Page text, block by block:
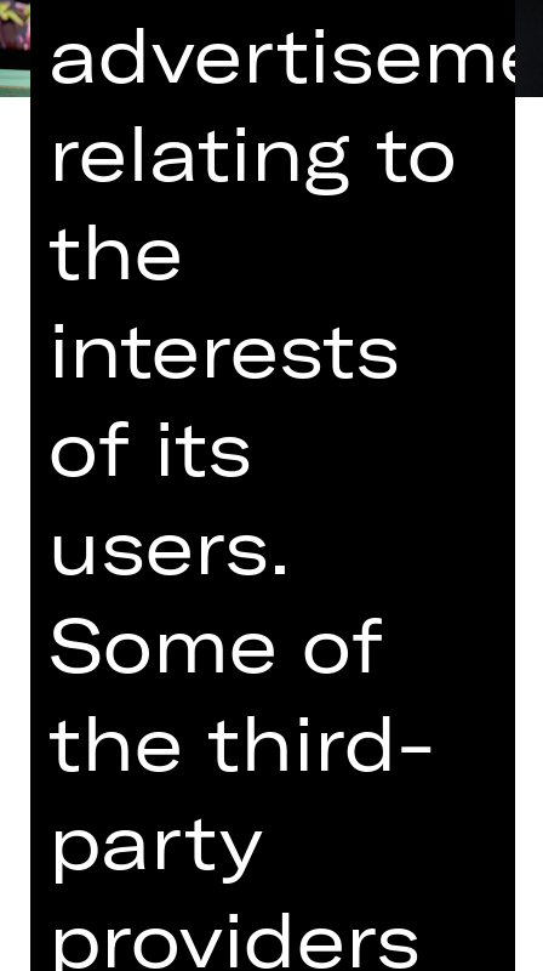
Eine Produktion von Rania Mleihi,
koproduziert mit der Stiftung
Münchner Kammerspielen und dem
Theater Koblenz. Mit freundlicher
Landeshauptstadt München.
Dieses Projekt wird mit Unterstützung
präsentiert.
In English, German and Arabic
(without subtitles)
Ich kam 2015 nach Deutschland.
Hinter mir lag eine Revolution, das
Verschwinden von Freund*innen, das
und der Abschied von meiner Mutter.
Vor mir ein Land, das gerade den Satz
diskutierte. Damals wusste ich nicht,
wie sehr diese Worte mein Leben
relating to
the
interests
of its
users.
Some of
the third-
party
providers